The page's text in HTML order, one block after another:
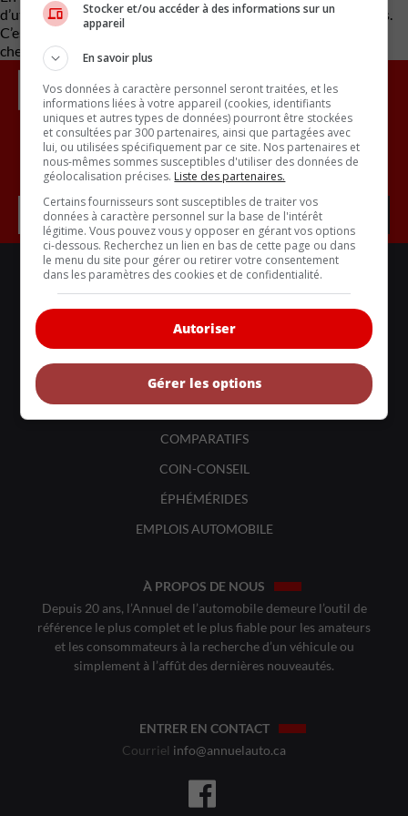
d’utilisation d’un véhicule par rapport aux modèles thermiques.
C’est aussi une victoire pour la transition écologique. Mais pas
chez nous.
Inscrivez vous à l'infolettre.
LIENS UTILES
VOITURES NEUVES
VOITURES ÉCOLOS
VOITURES CLASSIQUES
COMPARATIFS
COIN-CONSEIL
ÉPHÉMÉRIDES
EMPLOIS AUTOMOBILE
À PROPOS DE NOUS
Depuis 20 ans, l’Annuel de l’automobile demeure l’outil de
référence le plus complet et le plus fiable pour les amateurs
et les consommateurs à la recherche d’un véhicule ou
simplement à l’affût des dernières nouveautés.
ENTRER EN CONTACT
Courriel info@annuelauto.ca
Stocker et/ou accéder à des informations sur un
appareil
En savoir plus
Vos données à caractère personnel seront traitées, et les
informations liées à votre appareil (cookies, identifiants
uniques et autres types de données) pourront être stockées
et consultées par 300 partenaires, ainsi que partagées avec
lui, ou utilisées spécifiquement par ce site. Nos partenaires et
nous-mêmes sommes susceptibles d'utiliser des données de
géolocalisation précises. Liste des partenaires.
Certains fournisseurs sont susceptibles de traiter vos
données à caractère personnel sur la base de l'intérêt
légitime. Vous pouvez vous y opposer en gérant vos options
ci-dessous. Recherchez un lien en bas de cette page ou dans
le menu du site pour gérer ou retirer votre consentement
dans les paramètres des cookies et de confidentialité.
Autoriser
Gérer les options